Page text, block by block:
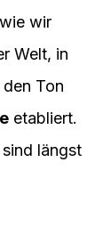
wir
Welt, in
Ton
etabliert.
längst